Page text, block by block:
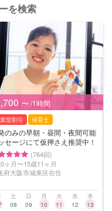
を検索
〜 /1時間
型割引 保育士
のみの早朝・昼間・夜間可能
セージにて仮押さえ推奨中！
(764回)
ヶ月〜15歳11ヶ月
府大阪市城東区在住
土
08
日
09
月
10
火
11
水
12
木
13